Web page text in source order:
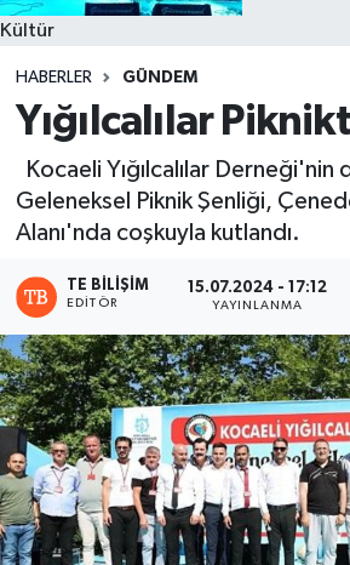
Kültür
HABERLER GÜNDEM
Yığılcalılar
Kocaeli Yığılcalılar
Geleneksel Piknik Şenliği,
Alanı'nda coşkuyla kutlandı.
TE BILIŞIM
EDITÖR
15.07.2024 - 17:12
YAYINLANMA